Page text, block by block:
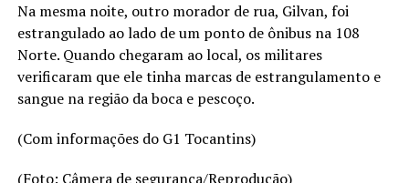
Na mesma noite, outro morador de rua, Gilvan, foi
estrangulado ao lado de um ponto de ônibus na 108
Norte. Quando chegaram ao local, os militares
verificaram que ele tinha marcas de estrangulamento e
sangue na região da boca e pescoço.
(Com informações do G1 Tocantins)
(Foto: Câmera de segurança/Reprodução)